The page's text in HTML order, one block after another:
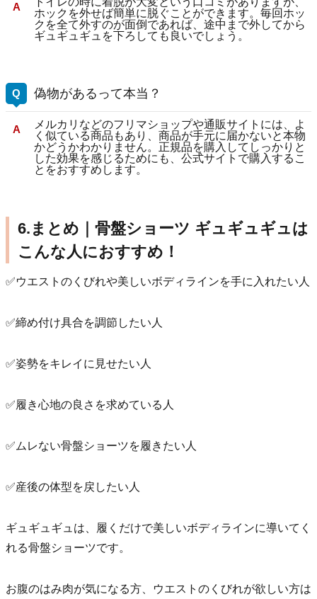
ホックを外せば簡単に脱ぐことができます。毎回ホッ
クを全て外すのが面倒であれば、途中まで外してから
ギュギュギュを下ろしても良いでしょう。
偽物があるって本当？
メルカリなどのフリマショップや通販サイトには、よ
く似ている商品もあり、商品が手元に届かないと本物
かどうかわかりません。正規品を購入してしっかりと
した効果を感じるためにも、公式サイトで購入するこ
とをおすすめします。
6.まとめ｜骨盤ショーツ ギュギュギュは
こんな人におすすめ！
✅ウエストのくびれや美しいボディラインを手に入れたい人
✅締め付け具合を調節したい人
✅姿勢をキレイに見せたい人
✅履き心地の良さを求めている人
✅ムレない骨盤ショーツを履きたい人
✅産後の体型を戻したい人
ギュギュギュは、履くだけで美しいボディラインに導いてく
れる骨盤ショーツです。
お腹のはみ肉が気になる方、ウエストのくびれが欲しい方は